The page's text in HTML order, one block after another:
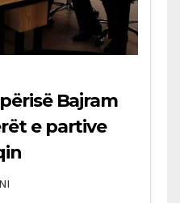
Bajram
e partive